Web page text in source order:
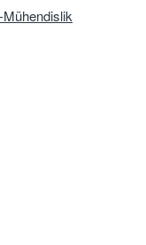
Mühendislik